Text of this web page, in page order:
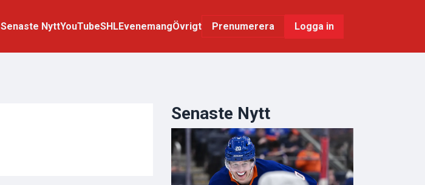
Senaste NyttYouTubeSHLEvenemangÖvrigt Prenumerera Logga in
Senaste Nytt